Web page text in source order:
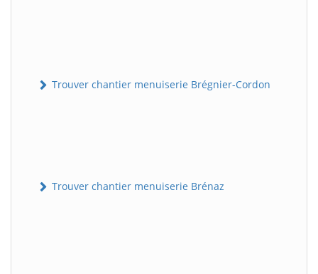
Trouver chantier menuiserie Brégnier-Cordon
Trouver chantier menuiserie Brénaz